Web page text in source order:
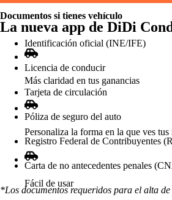
Documentos si tienes vehículo
Identificación oficial (INE/IFE)
Licencia de conducir
Tarjeta de circulación
Póliza de seguro del auto
Registro Federal de Contribuyentes
Carta de no antecedentes penales
*Los documentos requeridos para el alta
La nueva app de DiDi
Más claridad en tus ganancias
Personaliza la forma en la que ves tus
Fácil de usar